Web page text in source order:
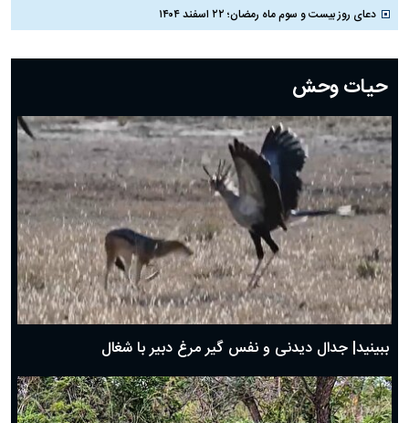
دعای روز بیست و سوم ماه رمضان؛ ۲۲ اسفند ۱۴۰۴
دعای روز بیستم ماه رمضان؛ ۱۹ اسفند ۱۴۰۴
دعای روز هشتم ماه مبارک رمضان؛ ۷ اسفند ماه ۱۴۰۴
دعای روز هفتم ماه رمضان؛ ۶ اسفند ۱۴۰۴
دعای روز ششم ماه رمضان؛ ۵ اسفند ۱۴۰۴
دعای روز پنجم ماه رمضان؛ ۴ اسفند ۱۴۰۴
دعای روز چهارم ماه مبارک رمضان؛ ۳ اسفند ۱۴۰۴
دعای روز سوم ماه مبارک رمضان؛ ۱۴ اسفند ۱۴۰۴
دعای روز دوم ماه مبارک رمضان ۱ اسفند ماه ۱۴۰۴
دعای روز اول ماه مبارک رمضان، ۳۰ بهمن ۱۴۰۴
حضرت زینب(س) چگونه از دنیا رفت؟
بهترین پیامک تبریک روز پدر ۱۴۰۴؛ جملات زیبا و صمیمانه
حیات وحش
ببینید| جدال دیدنی و نفس گیر مرغ دبیر با شغال